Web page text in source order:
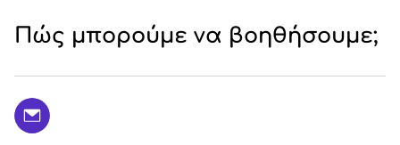
Πώς μπορούμε να βοηθήσουμε;